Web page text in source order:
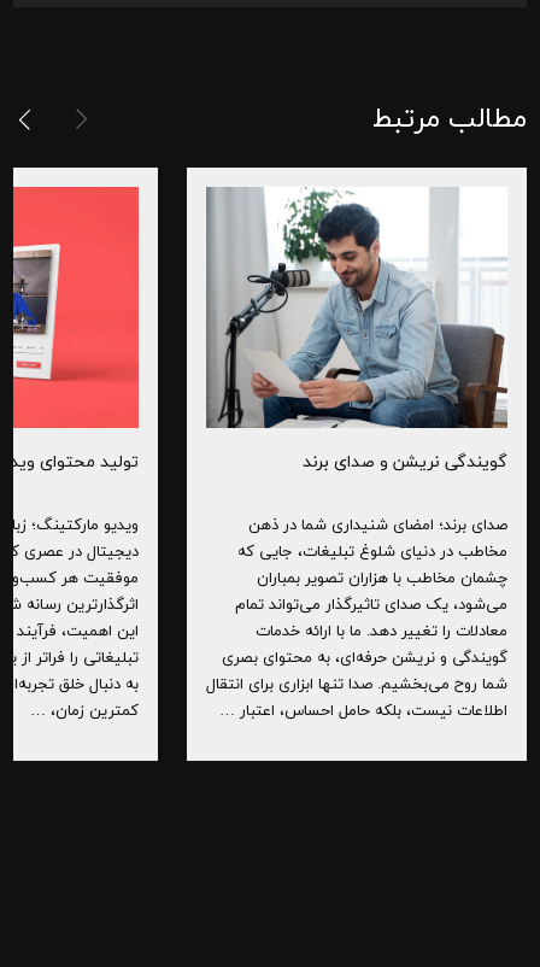
مطالب مرتبط
گویندگی نریشن و صدای برند
صدای برند؛ امضای شنیداری شما در ذهن
مخاطب در دنیای شلوغ تبلیغات، جایی که
چشمان مخاطب با هزاران تصویر بمباران
می‌شود، یک صدای تاثیرگذار می‌تواند تمام
معادلات را تغییر دهد. ما با ارائه خدمات
گویندگی و نریشن حرفه‌ای، به محتوای بصری
شما روح می‌بخشیم. صدا تنها ابزاری برای انتقال
اطلاعات نیست، بلکه حامل احساس، اعتبار …
تولید محتوای
ویدیو مارکتینگ؛
دیجیتال در عصری که
موفقیت هر
اثرگذارترین رسانه
این اهمیت،
تبلیغاتی را فراتر
به دنبال خلق
کمترین زمان، …